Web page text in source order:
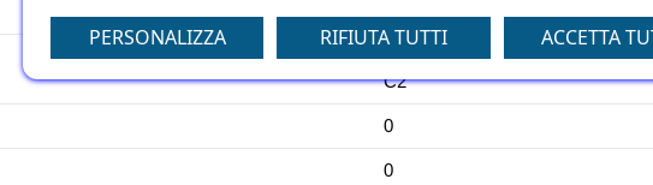
70
C1
C2
0
0
PERSONALIZZA RIFIUTA TUTTI ACCETTA